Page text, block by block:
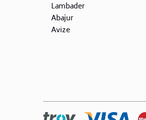
Lambader
Abajur
Avize